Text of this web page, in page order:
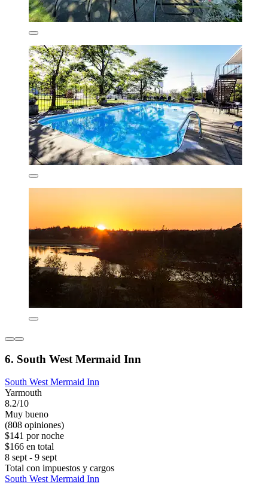
6. South West Mermaid Inn
South West Mermaid Inn
Yarmouth
8.2/10
Muy bueno
(808 opiniones)
$141 por noche
$166 en total
8 sept - 9 sept
Total con impuestos y cargos
South West Mermaid Inn